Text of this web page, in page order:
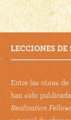
LECCIONES DE
Entre las obras de
han sido
Realization